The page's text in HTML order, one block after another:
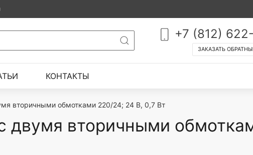
+7 (812)
ЗАКАЗАТЬ
КОНТАКТЫ
вторичными обмотками 220/24; 24 В, 0,7 Вт
двумя вторичными